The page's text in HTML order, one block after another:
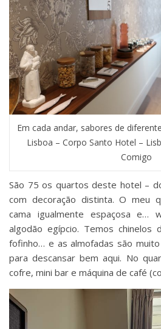
Em cada andar, sabores de
Lisboa – Corpo Santo Hotel –
Comigo
São 75 os quartos deste hotel –
com decoração distinta. O meu
cama igualmente espaçosa
algodão egípcio. Temos
fofinho… e as almofadas são
para descansar bem aqui. No
cofre, mini bar e máquina de café